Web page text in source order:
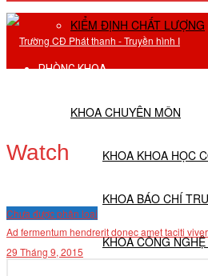
KIỂM ĐỊNH CHẤT LƯỢNG
PHÒNG KHOA
KHOA CHUYÊN MÔN
KHOA KHOA HỌC
KHOA BÁO CHÍ
KHOA CÔNG
Watch
Chưa được phân loại
Ad fermentum hendrerit donec amet taciti
29 Tháng 9, 2015